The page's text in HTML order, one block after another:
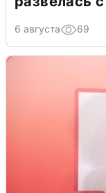
6 августа 69